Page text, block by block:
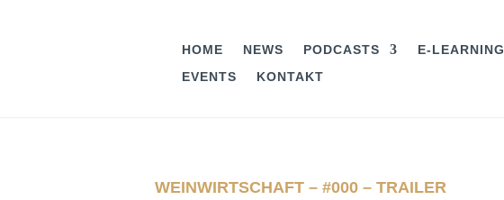
HOME NEWS PODCASTS E-LEARNING
EVENTS
KONTAKT
WEINWIRTSCHAFT – #000 – TRAILER